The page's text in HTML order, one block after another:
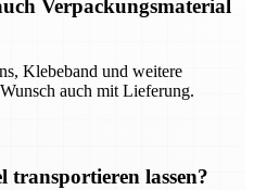
Verpackungsmaterial
Klebeband und weitere
auch mit Lieferung.
lassen?